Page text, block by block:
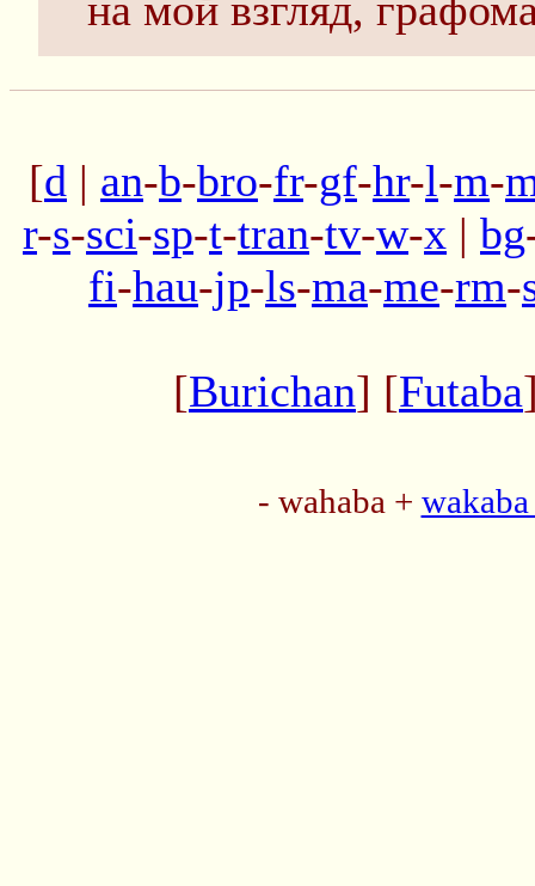
[d | an-b-bro-fr-gf-hr-l-m-
r-s-sci-sp-t-tran-tv-w-x | bg
fi-hau-jp-ls-ma-me-rm-
[Burichan] [Futaba
- wahaba +